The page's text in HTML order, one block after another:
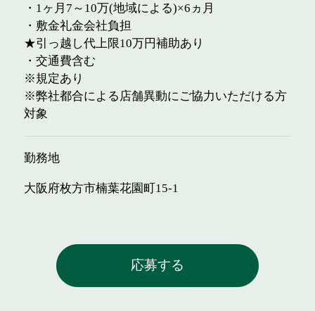
・1ヶ月7～10万(地域による)×6ヵ月
・敷金礼金会社負担
★引っ越し代上限10万円補助あり
・交通費含む
※規定あり
※弊社都合による店舗異動にご協力いただける方
対象
勤務地
大阪府枚方市楠葉花園町15-1
応募する